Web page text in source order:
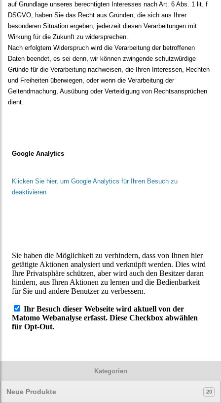
Kategorien
Neue Produkte 20
auf Grundlage unseres berechtigten Interesses nach Art. 6 Abs. 1 lit. f
DSGVO, haben Sie das Recht aus Gründen, die sich aus Ihrer
besonderen Situation ergeben, jederzeit diesen Verarbeitungen mit
Wirkung für die Zukunft zu widersprechen.
Nach erfolgtem Widerspruch wird die Verarbeitung der betroffenen
Daten beendet, es sei denn, wir können zwingende schutzwürdige
Gründe für die Verarbeitung nachweisen, die Ihren Interessen, Rechten
und Freiheiten überwiegen, oder wenn die Verarbeitung der
Geltendmachung, Ausübung oder Verteidigung von Rechtsansprüchen
dient.
Google Analytics
Klicken Sie hier, um Google Analytics für Ihren Besuch zu
deaktivieren